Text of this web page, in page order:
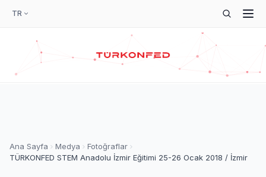
TR
Ana Sayfa Medya
Fotoğraflar
TÜRKONFED STEM Anadolu İzmir Eğitimi 25-26 Ocak 2018 / İzmir